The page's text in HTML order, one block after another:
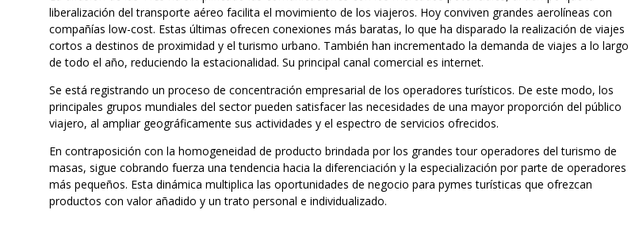
liberalización del transporte aéreo facilita el movimiento de los viajeros. Hoy conviven grandes aerolíneas con
compañías low-cost. Estas últimas ofrecen conexiones más baratas, lo que ha disparado la realización de viajes
cortos a destinos de proximidad y el turismo urbano. También han incrementado la demanda de viajes a lo largo
de todo el año, reduciendo la estacionalidad. Su principal canal comercial es internet.
Se está registrando un proceso de concentración empresarial de los operadores turísticos. De este modo, los
principales grupos mundiales del sector pueden satisfacer las necesidades de una mayor proporción del público
viajero, al ampliar geográficamente sus actividades y el espectro de servicios ofrecidos.
En contraposición con la homogeneidad de producto brindada por los grandes tour operadores del turismo de
masas, sigue cobrando fuerza una tendencia hacia la diferenciación y la especialización por parte de operadores
más pequeños. Esta dinámica multiplica las oportunidades de negocio para pymes turísticas que ofrezcan
productos con valor añadido y un trato personal e individualizado.